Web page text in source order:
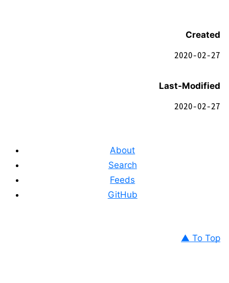
Created
2020-02-27
Last-Modified
2020-02-27
About
Search
Feeds
GitHub
▲ To Top